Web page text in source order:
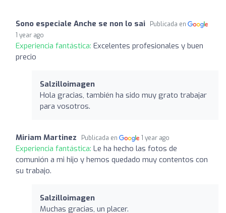
Sono especiale Anche se non lo sai
Publicada en
1 year ago
Experiencia fantástica: Excelentes profesionales y buen
precio
Salzilloimagen
Hola gracias, también ha sido muy grato trabajar
para vosotros.
Miriam Martinez Publicada en 1 year ago
Experiencia fantástica: Le ha hecho las fotos de
comunión a mi hijo y hemos quedado muy contentos con
su trabajo.
Salzilloimagen
Muchas gracias, un placer.